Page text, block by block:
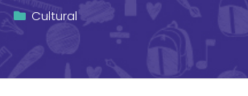
Cultural